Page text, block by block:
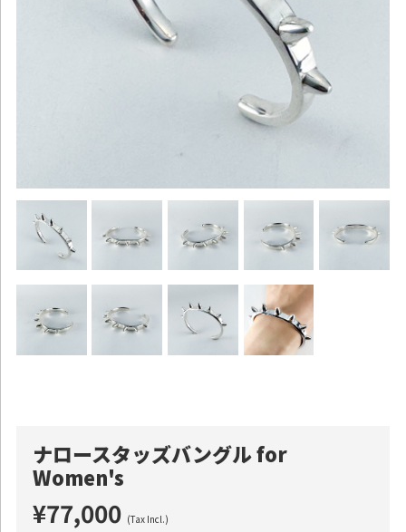
ナロースタッズバングル for
Women's
¥77,000 (Tax Incl.)